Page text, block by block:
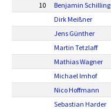
10
Benjamin Schilling
Dirk Meißner
Jens Günther
Martin Tetzlaff
Mathias Wagner
Michael Imhof
Nico Hoffmann
Sebastian Harder